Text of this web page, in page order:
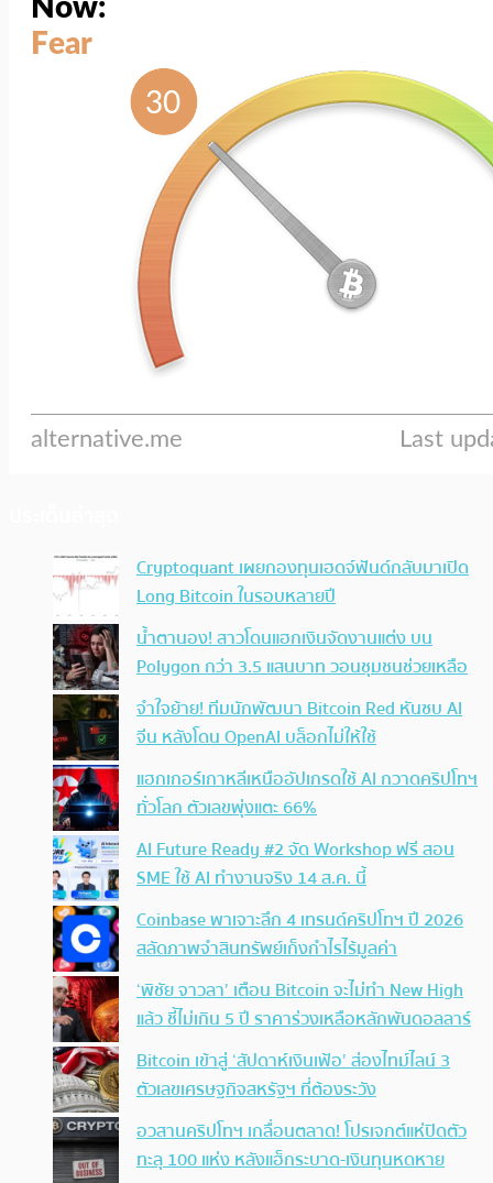
Cryptoquant เผยกองทุนเฮดจ์ฟันด์กลับมาเปิด
Long Bitcoin ในรอบหลายปี
น้ำตานอง! สาวโดนแฮกเงินจัดงานแต่ง บน
Polygon กว่า 3.5 แสนบาท วอนชุมชนช่วยเหลือ
จำใจย้าย! ทีมนักพัฒนา Bitcoin Red หันซบ AI
จีน หลังโดน OpenAI บล็อกไม่ให้ใช้
แฮกเกอร์เกาหลีเหนืออัปเกรดใช้ AI กวาดคริปโทฯ
ทั่วโลก ตัวเลขพุ่งแตะ 66%
AI Future Ready #2 จัด Workshop ฟรี สอน
SME ใช้ AI ทำงานจริง 14 ส.ค. นี้
Coinbase พาเจาะลึก 4 เทรนด์คริปโทฯ ปี 2026
สลัดภาพจำสินทรัพย์เก็งกำไรไร้มูลค่า
‘พิชัย จาวลา’ เตือน Bitcoin จะไม่ทำ New High
แล้ว ชี้ไม่เกิน 5 ปี ราคาร่วงเหลือหลักพันดอลลาร์
Bitcoin เข้าสู่ ‘สัปดาห์เงินเฟ้อ’ ส่องไทม์ไลน์ 3
ตัวเลขเศรษฐกิจสหรัฐฯ ที่ต้องระวัง
อวสานคริปโทฯ เกลื่อนตลาด! โปรเจกต์แห่ปิดตัว
ทะลุ 100 แห่ง หลังแฮ็กระบาด-เงินทุนหดหาย